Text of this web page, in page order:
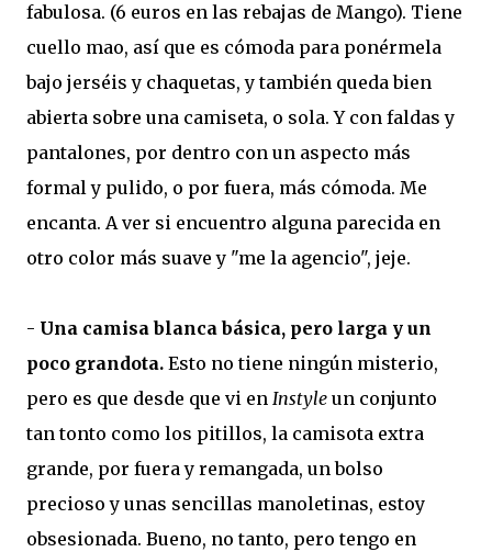
fabulosa. (6 euros en las rebajas de Mango). Tiene
cuello mao, así que es cómoda para ponérmela
bajo jerséis y chaquetas, y también queda bien
abierta sobre una camiseta, o sola. Y con faldas y
pantalones, por dentro con un aspecto más
formal y pulido, o por fuera, más cómoda. Me
encanta. A ver si encuentro alguna parecida en
otro color más suave y "me la agencio", jeje.
- Una camisa blanca básica, pero larga y un
poco grandota. Esto no tiene ningún misterio,
pero es que desde que vi en Instyle un conjunto
tan tonto como los pitillos, la camisota extra
grande, por fuera y remangada, un bolso
precioso y unas sencillas manoletinas, estoy
obsesionada. Bueno, no tanto, pero tengo en